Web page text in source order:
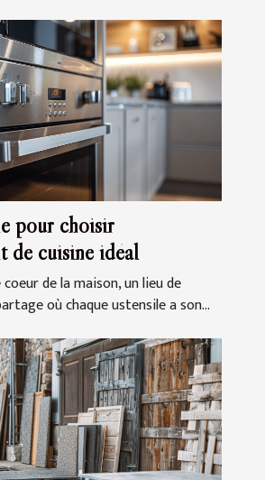
pour choisir
de cuisine idéal
de la maison, un lieu de
où chaque ustensile a son...